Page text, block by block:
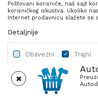
PRATITE NAS
Autodelovi
Poštovani korisniče, naš sajt
korisničkog iskustva. Ukoliko
Internet prodavnicu slažete se
Detaljnije
Obavezni Trajni